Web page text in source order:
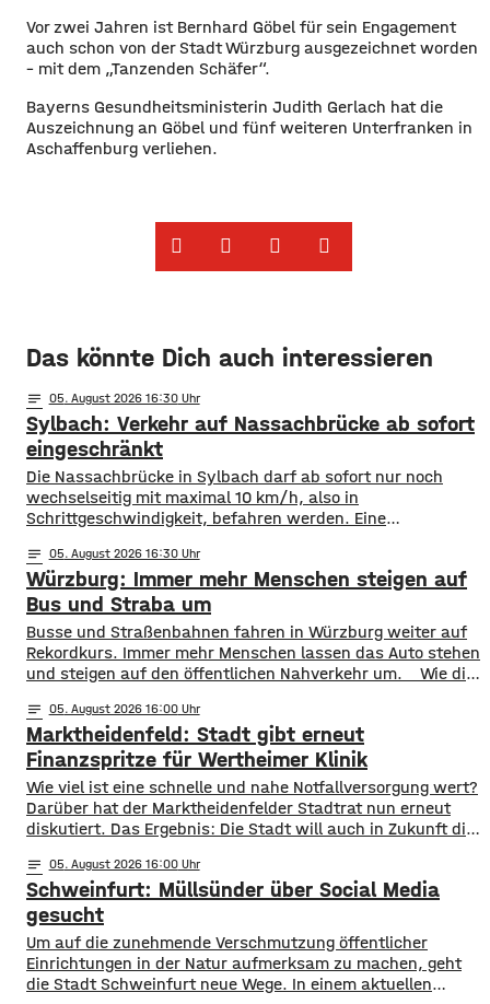
​Vor zwei Jahren ist Bernhard Göbel für sein Engagement
auch schon von der Stadt Würzburg ausgezeichnet worden
– mit dem „Tanzenden Schäfer“.
​Bayerns Gesundheitsministerin Judith Gerlach hat die
Auszeichnung an Göbel und fünf weiteren Unterfranken in
Aschaffenburg verliehen. ​
Das könnte Dich auch interessieren
notes 05. August 2026 16:30
Sylbach: Verkehr auf Nassachbrücke ab sofort
eingeschränkt
Die Nassachbrücke in Sylbach darf ab sofort nur noch
wechselseitig mit maximal 10 km/h, also in
Schrittgeschwindigkeit, befahren werden. Eine
Landratsamt am Mittwochnachmittag veröffentlicht.
Hintergrund ist das der Schwerlastverkehr aufgrund der
kurzfristigen Sperrung der Nassachbrücke in Haßfurt
deutlich zugenommen hat. Durch die Begrenzung der
Höchstgeschwindigkeit soll das über 50 Jahre
notes 05. August 2026 16:30
Würzburg: Immer mehr Menschen steigen auf
Bus und Straba um
​​Busse und Straßenbahnen fahren in Würzburg weiter auf
Rekordkurs. Immer mehr Menschen lassen das Auto stehen
und steigen auf den öffentlichen Nahverkehr um. ​Wie die
so viele Fahrgäste transportiert wie nie zuvor. Insgesamt
waren knapp 18 Millionen Menschen im öffentlichen
Nahverkehr unterwegs. ​Besonders deutlich zeigt sich
notes 05. August 2026 16:00
Marktheidenfeld: Stadt gibt erneut
Finanzspritze für Wertheimer Klinik
​​Wie viel ist eine schnelle und nahe Notfallversorgung wert?
Darüber hat der Marktheidenfelder Stadtrat nun erneut
diskutiert. Das Ergebnis: Die Stadt will auch in Zukunft die
finanziell unterstützen. ​Über 31.000 Euro fließen in
diesem Jahr an den entsprechenden Förderverein des
Krankenhauses. Denn: Allein im letzten Jahr haben sich
120 Menschen aus Marktheidenfeld
notes 05. August 2026 16:00
Schweinfurt: Müllsünder über Social Media
gesucht
Um auf die zunehmende Verschmutzung öffentlicher
Einrichtungen in der Natur aufmerksam zu machen, geht
die Stadt Schweinfurt neue Wege. In einem aktuellen